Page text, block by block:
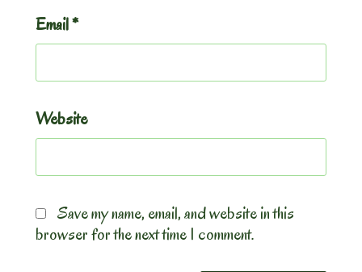
Email*
Website
Save my name, email, and website in this
browser for the next time I comment.